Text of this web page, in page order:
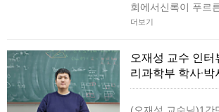
회에서신록이 푸르
더보기
오재성 교수 인
리과학부 학사·박
(오재성 교수님)1간